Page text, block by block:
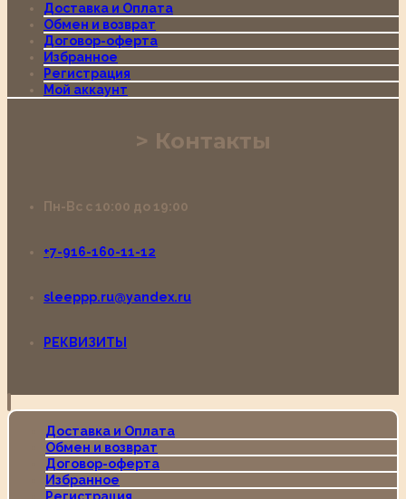
Доставка и Оплата
Обмен и возврат
Договор-оферта
Избранное
Регистрация
Мой аккаунт
Контакты
Пн-Вс с 10:00 до 19:00
+7-916-160-11-12
sleeppp.ru@yandex.ru
РЕКВИЗИТЫ
Доставка и Оплата
Обмен и возврат
Договор-оферта
Избранное